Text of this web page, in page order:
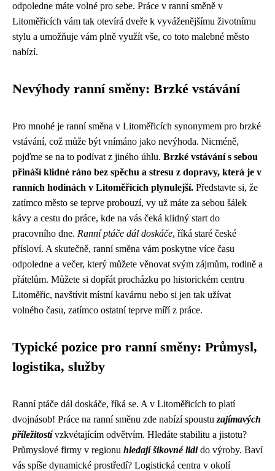
odpoledne máte volné pro sebe. Práce v ranní směně v
Litoměřicích vám tak otevírá dveře k vyváženějšímu životnímu
stylu a umožňuje vám plně využít vše, co toto malebné město
nabízí.
Nevýhody ranní směny: Brzké vstávání
Pro mnohé je ranní směna v Litoměřicích synonymem pro brzké
vstávání, což může být vnímáno jako nevýhoda. Nicméně,
pojďme se na to podívat z jiného úhlu. Brzké vstávání s sebou
přináší klidné ráno bez spěchu a stresu z dopravy, která je v
ranních hodinách v Litoměřicích plynulejší. Představte si, že
zatímco město se teprve probouzí, vy už máte za sebou šálek
kávy a cestu do práce, kde na vás čeká klidný start do
pracovního dne. Ranní ptáče dál doskáče, říká staré české
přísloví. A skutečně, ranní směna vám poskytne více času
odpoledne a večer, který můžete věnovat svým zájmům, rodině a
přátelům. Můžete si dopřát procházku po historickém centru
Litoměřic, navštívit místní kavárnu nebo si jen tak užívat
volného času, zatímco ostatní teprve míří z práce.
Typické pozice pro ranní směny: Průmysl,
logistika, služby
Ranní ptáče dál doskáče, říká se. A v Litoměřicích to platí
dvojnásob! Práce na ranní směnu zde nabízí spoustu zajímavých
příležitostívzkvétajícím odvětvím. Hledáte stabilitu a jistotu?
Průmyslové firmy v regionu hledají šikovné lidido výroby. Baví
vás spíše dynamické prostředí? Logistická centra v okolí